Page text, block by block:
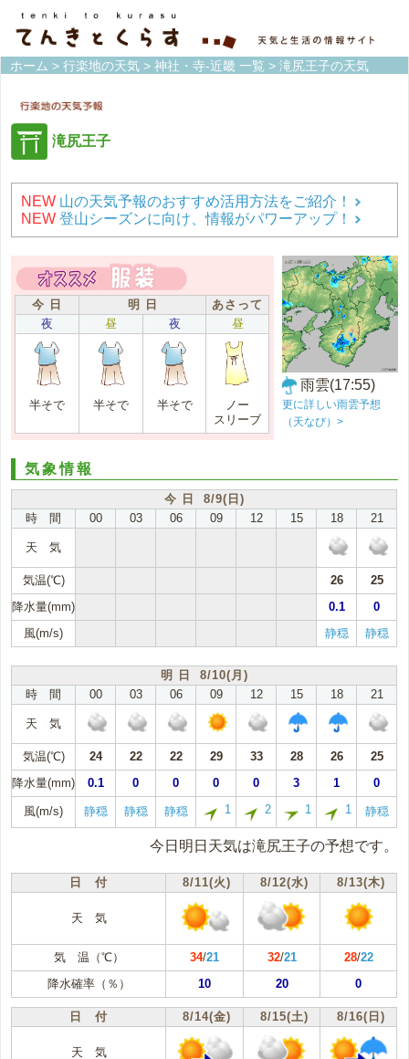
ホーム > 行楽地の天気 > 神社・寺-近畿 一覧 > 滝尻王子の天気
滝尻王子
NEW 山の天気予報のおすすめ活用方法をご紹介！
NEW 登山シーズンに向け、情報がパワーアップ！
今 日 明 日
あさって
夜
昼 夜 昼
半そで 半そで 半そで
ノー
スリーブ
雨雲(17:55)
更に詳しい雨雲予想
（天なび）>
気象情報
今 日 8/9(日)
時 間
00 03 06 09 12 15 18 21
天 気
気温(℃) 26
25
降水量(mm)
0.1
0
風(m/s)
静穏 静穏
明 日 8/10(月)
時 間
00 03 06 09 12 15 18 21
天 気
気温(℃) 24 22 22 29 33 28 26
25
降水量(mm)
0.1 0 0 0 0 3 1 0
風(m/s) 静穏 静穏 静穏 1 2 1 1 静穏
今日明日天気は滝尻王子の予想です。
日 付 8/11(火) 8/12(水) 8/13(木)
天 気
気 温（℃） 34/21 32/21 28/22
降水確率（％）
10 20 0
日 付 8/14(金) 8/15(土) 8/16(日)
天 気